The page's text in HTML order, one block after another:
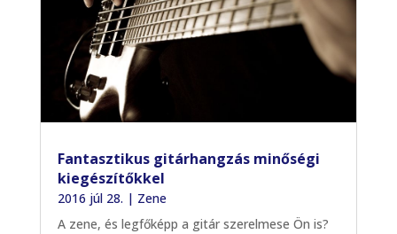
Fantasztikus gitárhangzás minőségi
kiegészítőkkel
2016 júl 28. | Zene
A zene, és legfőképp a gitár szerelmese Ön is?